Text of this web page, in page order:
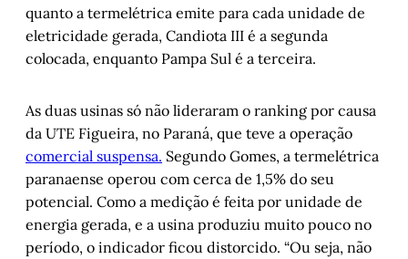
quanto a termelétrica emite para cada unidade de
eletricidade gerada, Candiota III é a segunda
colocada, enquanto Pampa Sul é a terceira.
As duas usinas só não lideraram o ranking por causa
da UTE Figueira, no Paraná, que teve a operação
comercial suspensa. Segundo Gomes, a termelétrica
paranaense operou com cerca de 1,5% do seu
potencial. Como a medição é feita por unidade de
energia gerada, e a usina produziu muito pouco no
período, o indicador ficou distorcido. “Ou seja, não